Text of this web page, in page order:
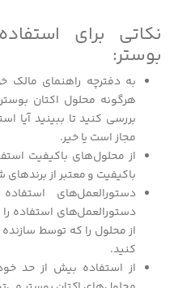
نکاتی برای
بوستر:
به دفترچه راهنمای مالک
هرگونه محلول اکتان
بررسی کنید تا ببینید آیا
مجاز است یا خیر.
از محلول‌های باکیفیت
باکیفیت و معتبر از
دستورالعمل‌های
دستورالعمل‌های استفاده
از محلول را که توسط
کنید.
از استفاده بیش از حد